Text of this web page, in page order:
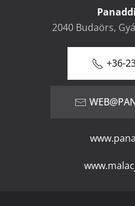
2040 Budaörs,
+36-